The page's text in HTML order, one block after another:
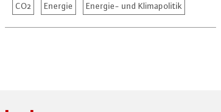
CO2 Energie Energie- und Klimapolitik